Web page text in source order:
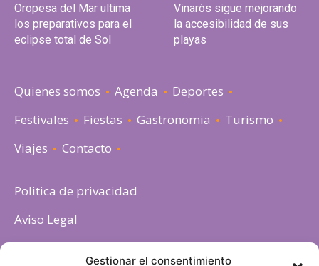
Gestionar el consentimiento
Oropesa del Mar ultima
los preparativos para el
eclipse total de Sol
Vinaròs sigue mejorando
la accesibilidad de sus
playas
Quienes somos Agenda
Deportes
Festivales
Fiestas Gastronomia
Turismo
Viajes
Contacto
Politica de privacidad
Aviso Legal
Política de cookies